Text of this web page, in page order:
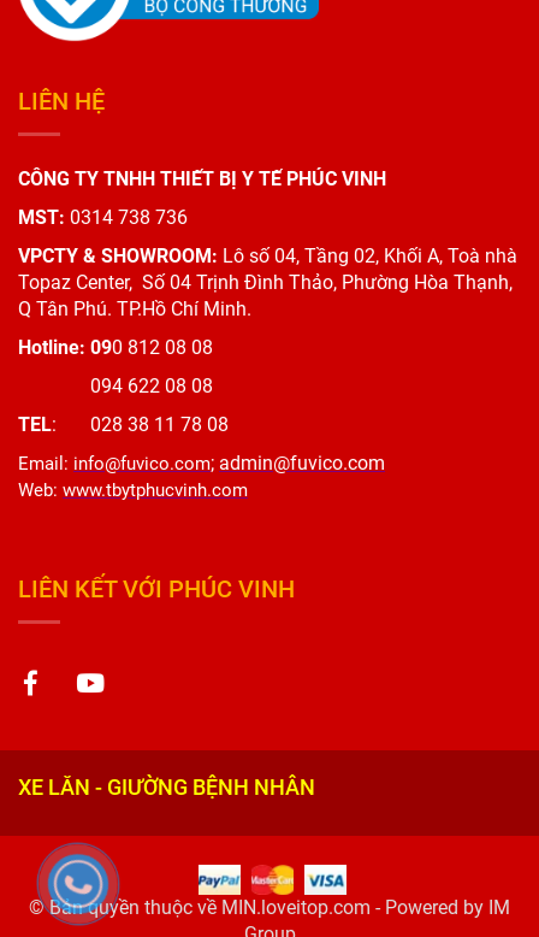
XE LĂN - GIƯỜNG BỆNH NHÂN
LIÊN HỆ
CÔNG TY TNHH THIẾT BỊ Y TẾ PHÚC VINH
MST: 0314 738 736
VPCTY & SHOWROOM: Lô số 04, Tầng 02, Khối A, Toà nhà
Topaz Center, Số 04 Trịnh Đình Thảo, Phường Hòa Thạnh,
Q Tân Phú. TP.Hồ Chí Minh.
Hotline: 090 812 08 08
094 622 08 08
TEL: 028 38 11 78 08
Email : info@fuvico.com; admin@fuvico.com
Web: www.tbytphucvinh.com
LIÊN KẾT VỚI PHÚC VINH
© Bản quyền thuộc về MIN.loveitop.com - Powered by IM